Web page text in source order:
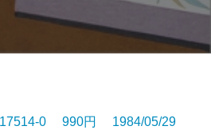
0 990円 1984/05/29